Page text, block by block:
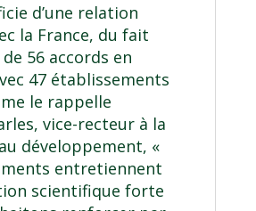
d’une relation
la France, du fait
de 56 accords en
47 établissements
le rappelle
vice-recteur à la
développement, «
entretiennent
scientifique forte